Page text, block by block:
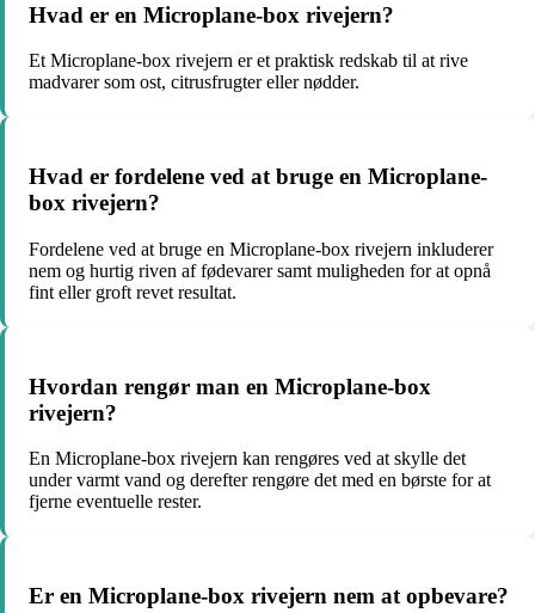
Hvad er en Microplane-box rivejern?
Et Microplane-box rivejern er et praktisk redskab til at rive
madvarer som ost, citrusfrugter eller nødder.
Hvad er fordelene ved at bruge en Microplane-
box rivejern?
Fordelene ved at bruge en Microplane-box rivejern inkluderer
nem og hurtig riven af fødevarer samt muligheden for at opnå
fint eller groft revet resultat.
Hvordan rengør man en Microplane-box
rivejern?
En Microplane-box rivejern kan rengøres ved at skylle det
under varmt vand og derefter rengøre det med en børste for at
fjerne eventuelle rester.
Er en Microplane-box rivejern nem at opbevare?